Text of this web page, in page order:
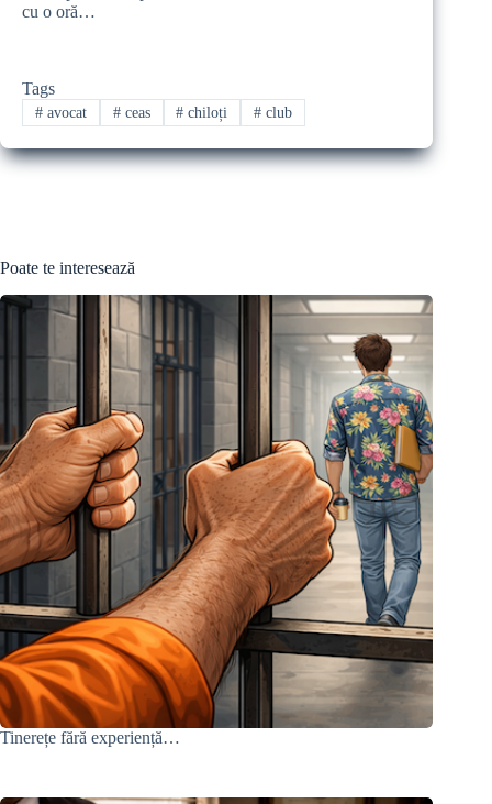
cu o oră…
Tags
#avocat #ceas # chiloți # club
Poate te interesează
Tinerețe fără experiență…